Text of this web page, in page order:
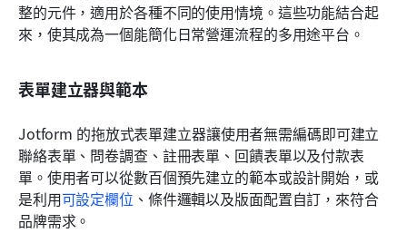
整的元件，適用於各種不同的使用情境。這些功能結合起
來，使其成為一個能簡化日常營運流程的多用途平台。
表單建立器與範本
Jotform 的拖放式表單建立器讓使用者無需編碼即可建立
聯絡表單、問卷調查、註冊表單、回饋表單以及付款表
單。使用者可以從數百個預先建立的範本或設計開始，或
是利用可設定欄位 、條件邏輯以及版面配置自訂，來符合
品牌需求。